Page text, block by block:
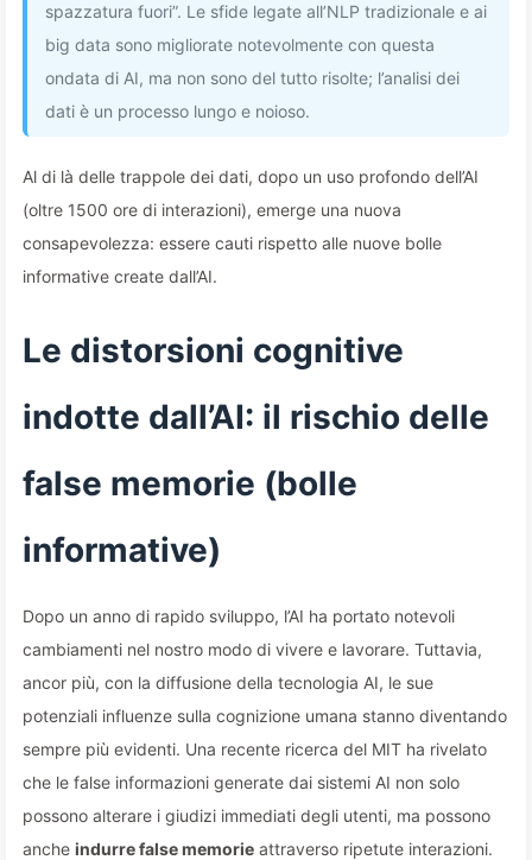
spazzatura fuori”. Le sfide legate all’NLP tradizionale e ai
big data sono migliorate notevolmente con questa
ondata di AI, ma non sono del tutto risolte; l’analisi dei
dati è un processo lungo e noioso.
Al di là delle trappole dei dati, dopo un uso profondo dell’AI
(oltre 1500 ore di interazioni), emerge una nuova
consapevolezza: essere cauti rispetto alle nuove bolle
informative create dall’AI.
Le distorsioni cognitive
indotte dall’AI: il rischio delle
false memorie (bolle
informative)
Dopo un anno di rapido sviluppo, l’AI ha portato notevoli
cambiamenti nel nostro modo di vivere e lavorare. Tuttavia,
ancor più, con la diffusione della tecnologia AI, le sue
potenziali influenze sulla cognizione umana stanno diventando
sempre più evidenti. Una recente ricerca del MIT ha rivelato
che le false informazioni generate dai sistemi AI non solo
possono alterare i giudizi immediati degli utenti, ma possono
anche indurre false memorie attraverso ripetute interazioni.